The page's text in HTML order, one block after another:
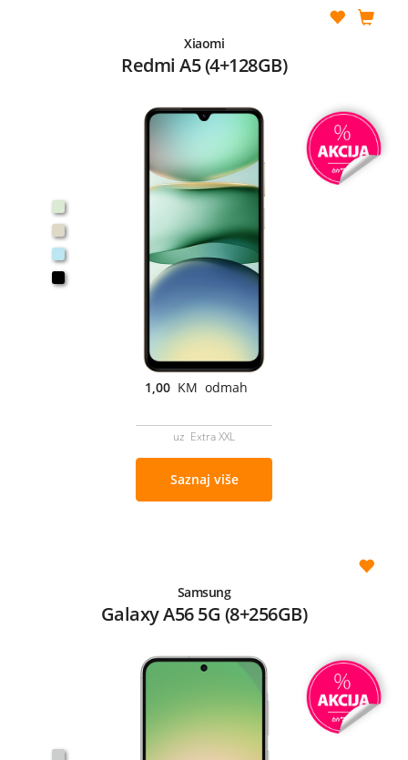
Xiaomi
Redmi A5 (4+128GB)
1,00 KM odmah
uz Extra XXL
Saznaj više
Samsung
Galaxy A56 5G (8+256GB)